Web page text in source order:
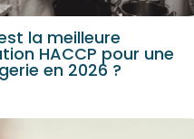
la meilleure
HACCP pour une
en 2026 ?